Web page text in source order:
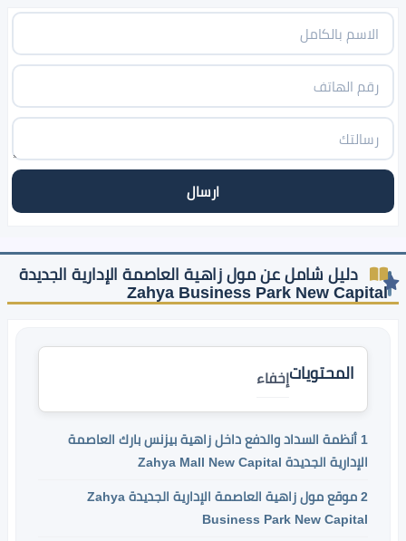
دليل شامل عن مول زاهية العاصمة الإدارية الجديدة
Zahya Business Park New Capital
المحتوياتإخفاء
1 أنظمة السداد والدفع داخل زاهية بيزنس بارك العاصمة
الإدارية الجديدة Zahya Mall New Capital
2
موقع مول زاهية العاصمة الإدارية الجديدة Zahya
Business Park New Capital